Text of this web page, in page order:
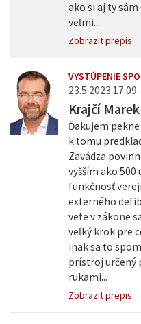
ako si aj ty
veľmi...
Zobrazit prepis
VYSTÚPENIE
23.5.2023 17:09
Krajčí Marek
Ďakujem
k tomu
Zavádza
vyšším ako
funkčnosť
externého
vete v zákone
veľký krok pre
inak sa to
prístroj určený
rukami...
Zobrazit prepis